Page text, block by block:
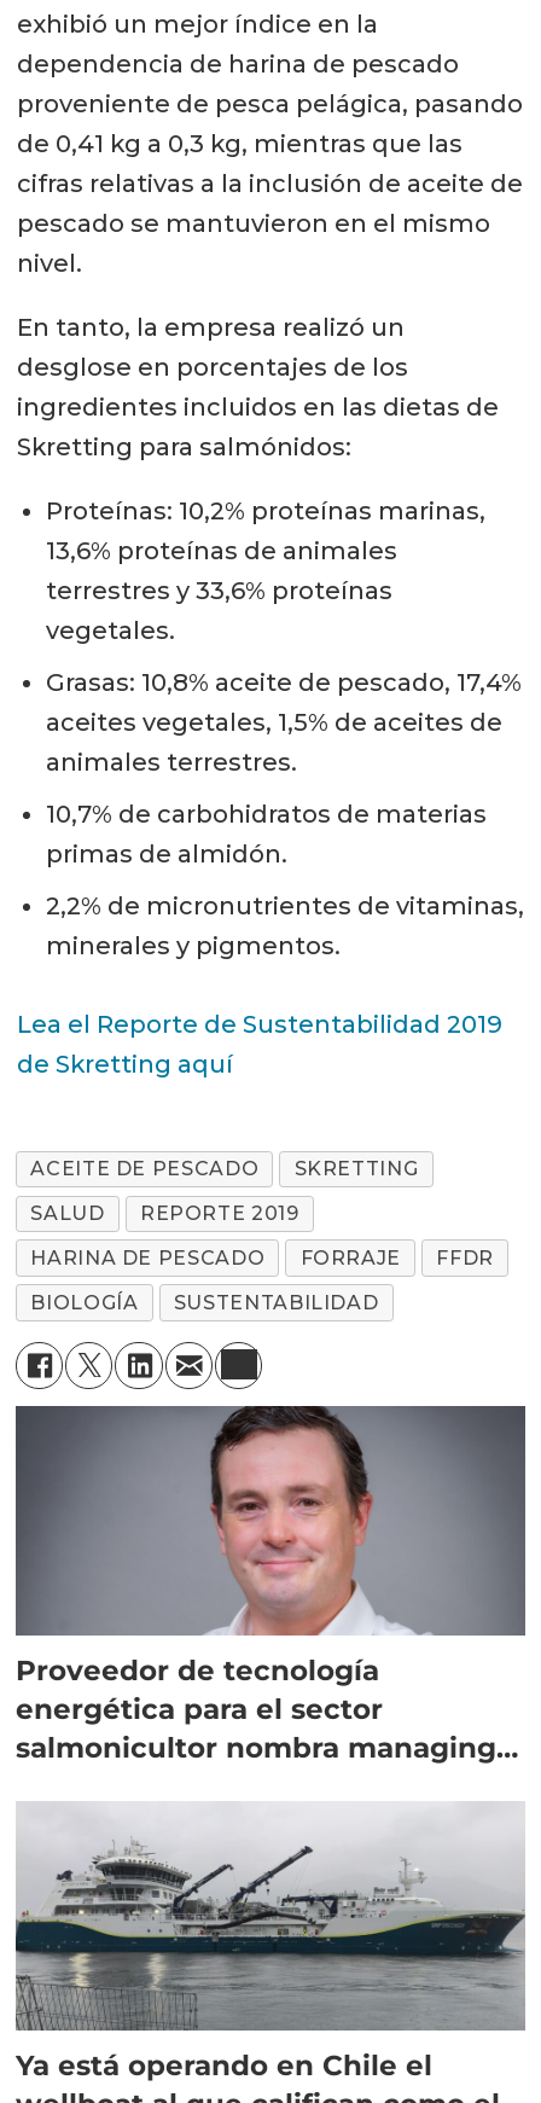
exhibió un mejor índice en la
dependencia de harina de pescado
proveniente de pesca pelágica, pasando
de 0,41 kg a 0,3 kg, mientras que las
cifras relativas a la inclusión de aceite de
pescado se mantuvieron en el mismo
nivel.
En tanto, la empresa realizó un
desglose en porcentajes de los
ingredientes incluidos en las dietas de
Skretting para salmónidos:
Proteínas: 10,2% proteínas marinas,
13,6% proteínas de animales
terrestres y 33,6% proteínas
vegetales.
Grasas: 10,8% aceite de pescado, 17,4%
aceites vegetales, 1,5% de aceites de
animales terrestres.
10,7% de carbohidratos de materias
primas de almidón.
2,2% de micronutrientes de vitaminas,
minerales y pigmentos.
Lea el Reporte de Sustentabilidad 2019
de Skretting aquí
ACEITE DE PESCADO
SKRETTING
SALUD
REPORTE 2019
HARINA DE PESCADO
FORRAJE
FFDR
BIOLOGÍA
SUSTENTABILIDAD
Proveedor de tecnología
energética para el sector
salmonicultor nombra managing
Ya está operando en Chile el